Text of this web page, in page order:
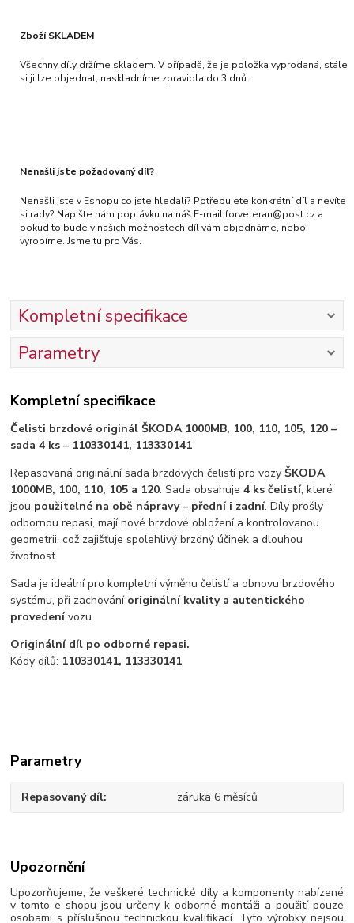
Zboží SKLADEM
Všechny díly držíme skladem. V případě, že je položka vyprodaná, stále
si ji lze objednat, naskladníme zpravidla do 3 dnů.
Nenašli jste požadovaný díl?
Nenašli jste v Eshopu co jste hledali? Potřebujete konkrétní díl a nevíte
si rady? Napište nám poptávku na náš E-mail forveteran@post.cz a
pokud to bude v našich možnostech díl vám objednáme, nebo
vyrobíme. Jsme tu pro Vás.
Kompletní specifikace
Parametry
Kompletní specifikace
Čelisti brzdové originál ŠKODA 1000MB, 100, 110, 105, 120 –
sada 4 ks – 110330141, 113330141
Repasovaná originální sada brzdových čelistí pro vozyŠKODA
1000MB, 100, 110, 105 a 120. Sada obsahuje4 ks čelistí, které
jsou použitelné na obě nápravy – přední i zadní. Díly prošly
odbornou repasi, mají nové brzdové obložení a kontrolovanou
geometrii, což zajišťuje spolehlivý brzdný účinek a dlouhou
životnost.
Sada je ideální pro kompletní výměnu čelistí a obnovu brzdového
systému, při zachování originální kvality a autentického
provedenívozu.
Originální díl po odborné repasi.
Kódy dílů: 110330141, 113330141
Parametry
Repasovaný díl záruka 6 měsíců
Upozornění
Upozorňujeme, že veškeré technické díly a komponenty nabízené
v tomto e-shopu jsou určeny k odborné montáži a použití pouze
osobami s příslušnou technickou kvalifikací. Tyto výrobky nejsou